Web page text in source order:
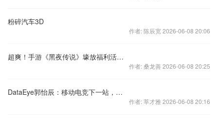
粉碎汽车3D
作者: 陈辰宽 2026-06-08 20:06
超爽！手游《黑夜传说》壕放福利活动连连
作者: 桑龙善 2026-06-08 20:25
DataEye郭怡辰：移动电竞下一站，是三分天下还是群雄逐鹿？
作者: 莘才雅 2026-06-08 20:16